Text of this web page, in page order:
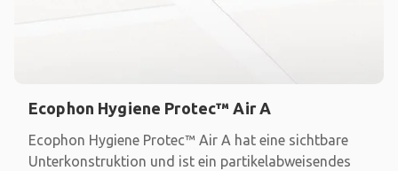
Ecophon Hygiene Protec™ Air A
Ecophon Hygiene Protec™ Air A hat eine sichtbare
Unterkonstruktion und ist ein partikelabweisendes